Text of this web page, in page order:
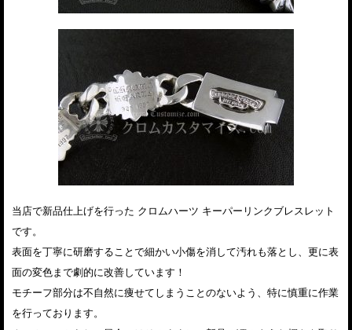
当店で新品仕上げを行った クロムハーツ キーパーリンクブレスレット
です。
表面を丁寧に研磨することで細かい小傷を消して汚れも落とし、更に表
面の変色まで劇的に改善しています！
モチーフ部分は不自然に痩せてしまうことのないよう、特に慎重に作業
を行っております。